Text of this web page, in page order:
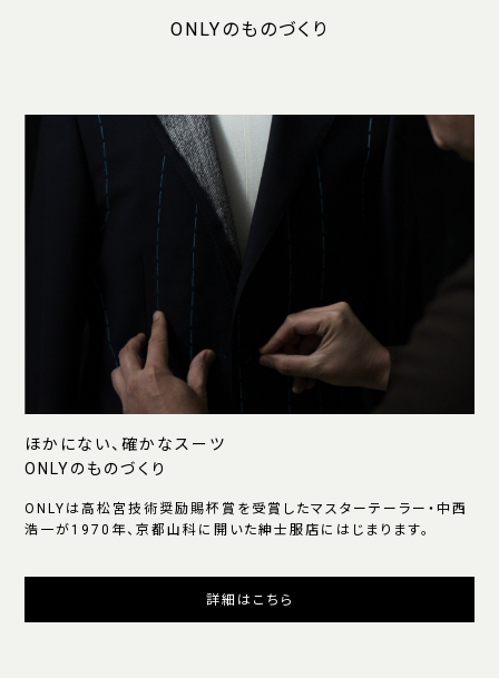
ONLYのものづくり
ほかにない、確かなスーツ
ONLYのものづくり
ONLYは高松宮技術奨励賜杯賞を受賞したマスターテーラー・中西
浩一が1970年、京都山科に開いた紳士服店にはじまります。
詳細はこちら